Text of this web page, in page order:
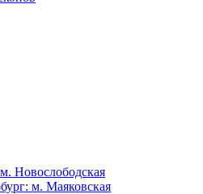
Новослободская
м. Маяковская